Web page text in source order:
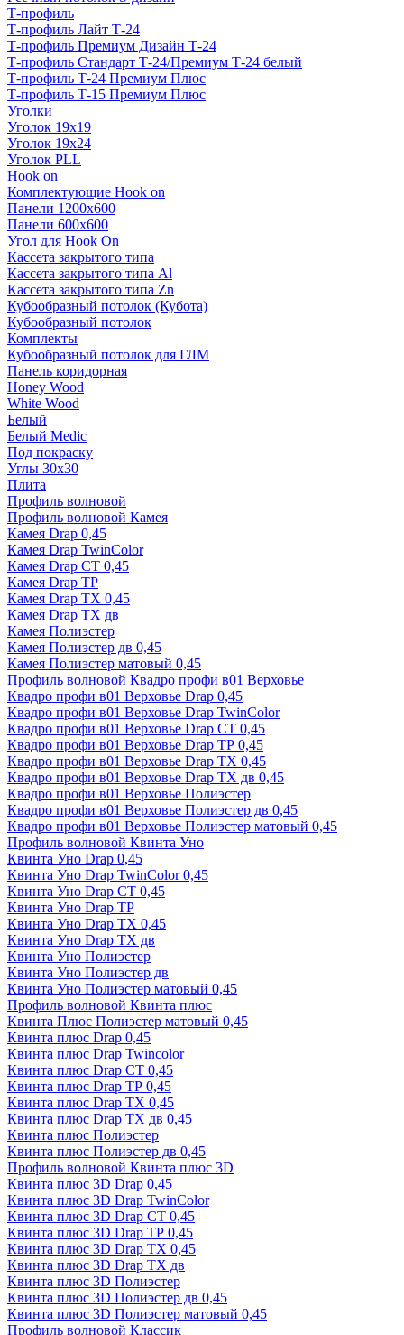
Т-профиль
Т-профиль Лайт Т-24
Т-профиль Премиум Дизайн Т-24
Т-профиль Стандарт Т-24/Премиум Т-24 белый
Т-профиль Т-24 Премиум Плюс
Т-профиль Т-15 Премиум Плюс
Уголки
Уголок 19х19
Уголок 19х24
Уголок PLL
Hook on
Комплектующие Hook on
Панели 1200х600
Панели 600х600
Угол для Hook On
Кассета закрытого типа
Кассета закрытого типа Al
Кассета закрытого типа Zn
Кубообразный потолок (Кубота)
Кубообразный потолок
Комплекты
Кубообразный потолок для ГЛМ
Панель коридорная
Honey Wood
White Wood
Белый
Белый Medic
Под покраску
Углы 30х30
Плита
Профиль волновой
Профиль волновой Камея
Камея Drap 0,45
Камея Drap TwinColor
Камея Drap СТ 0,45
Камея Drap ТР
Камея Drap ТХ 0,45
Камея Drap ТХ дв
Камея Полиэстер
Камея Полиэстер дв 0,45
Камея Полиэстер матовый 0,45
Профиль волновой Квадро профи в01 Верховье
Квадро профи в01 Верховье Drap 0,45
Квадро профи в01 Верховье Drap TwinColor
Квадро профи в01 Верховье Drap СТ 0,45
Квадро профи в01 Верховье Drap ТР 0,45
Квадро профи в01 Верховье Drap ТХ 0,45
Квадро профи в01 Верховье Drap ТХ дв 0,45
Квадро профи в01 Верховье Полиэстер
Квадро профи в01 Верховье Полиэстер дв 0,45
Квадро профи в01 Верховье Полиэстер матовый 0,45
Профиль волновой Квинта Уно
Квинта Уно Drap 0,45
Квинта Уно Drap TwinColor 0,45
Квинта Уно Drap СТ 0,45
Квинта Уно Drap ТР
Квинта Уно Drap ТХ 0,45
Квинта Уно Drap ТХ дв
Квинта Уно Полиэстер
Квинта Уно Полиэстер дв
Квинта Уно Полиэстер матовый 0,45
Профиль волновой Квинта плюс
Квинта Плюс Полиэстер матовый 0,45
Квинта плюс Drap 0,45
Квинта плюс Drap Twincolor
Квинта плюс Drap СТ 0,45
Квинта плюс Drap ТР 0,45
Квинта плюс Drap ТХ 0,45
Квинта плюс Drap ТХ дв 0,45
Квинта плюс Полиэстер
Квинта плюс Полиэстер дв 0,45
Профиль волновой Квинта плюс 3D
Квинта плюс 3D Drap 0,45
Квинта плюс 3D Drap TwinColor
Квинта плюс 3D Drap СТ 0,45
Квинта плюс 3D Drap ТР 0,45
Квинта плюс 3D Drap ТХ 0,45
Квинта плюс 3D Drap ТХ дв
Квинта плюс 3D Полиэстер
Квинта плюс 3D Полиэстер дв 0,45
Квинта плюс 3D Полиэстер матовый 0,45
Профиль волновой Классик